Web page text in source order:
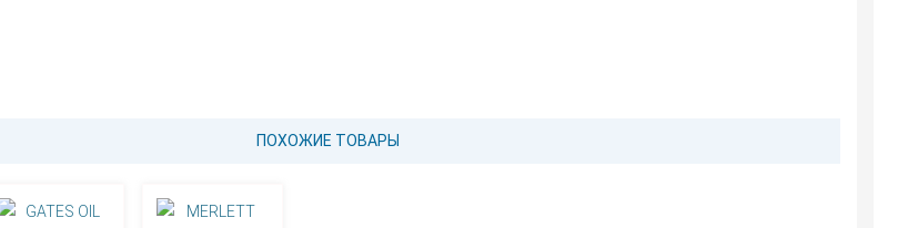
ПОХОЖИЕ ТОВАРЫ